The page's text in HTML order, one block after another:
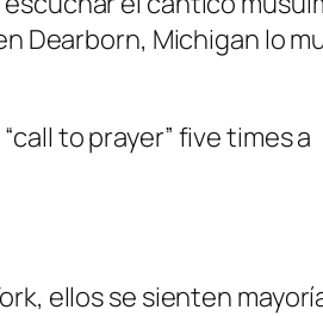
Dearborn, Michigan lo
to prayer” five times a
ellos se sienten